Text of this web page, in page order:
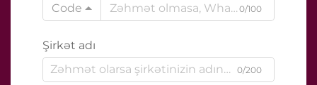
Code
0/100
Şirkət adı
0/200